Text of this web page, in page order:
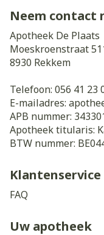
Neem contact
Apotheek De Plaats
Moeskroenstraat
8930 Rekkem
Telefoon: 056 41 23
E-mailadres:
APB nummer:
Apotheek titularis:
BTW nummer:
Klantenservice
FAQ
Uw apotheek